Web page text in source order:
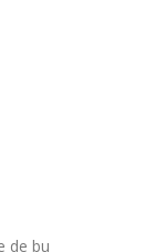
de bu